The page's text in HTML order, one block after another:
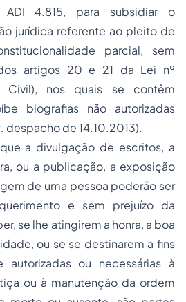
ADI 4.815, para subsidiar o
jurídica referente ao pleito de
parcial, sem
artigos 20 e 21 da Lei nº
Civil), nos quais se contêm
biografias não autorizadas
de 14.10.2013).
a divulgação de escritos, a
ou a publicação, a exposição
de uma pessoa poderão ser
e sem prejuízo da
se lhe atingirem a honra, a boa
ou se se destinarem a fins
autorizadas ou necessárias à
ou à manutenção da ordem